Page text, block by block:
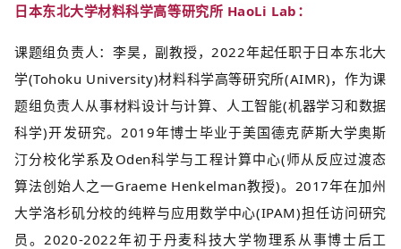
日本东北大学材料科学高等研究所 HaoLi Lab：
课题组负责人：李昊，副教授，2022年起任职于日本东北大
学(Tohoku University)材料科学高等研究所(AIMR)，作为课
题组负责人从事材料设计与计算、人工智能(机器学习和数据
科学)开发研究。2019年博士毕业于美国德克萨斯大学奥斯
汀分校化学系及Oden科学与工程计算中心(师从反应过渡态
算法创始人之一Graeme Henkelman教授)。2017年在加州
大学洛杉矶分校的纯粹与应用数学中心(IPAM)担任访问研究
员。2020-2022年初于丹麦科技大学物理系从事博士后工